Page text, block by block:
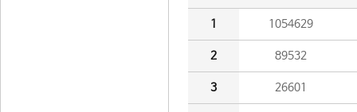
1 1054629
2 89532
3 26601